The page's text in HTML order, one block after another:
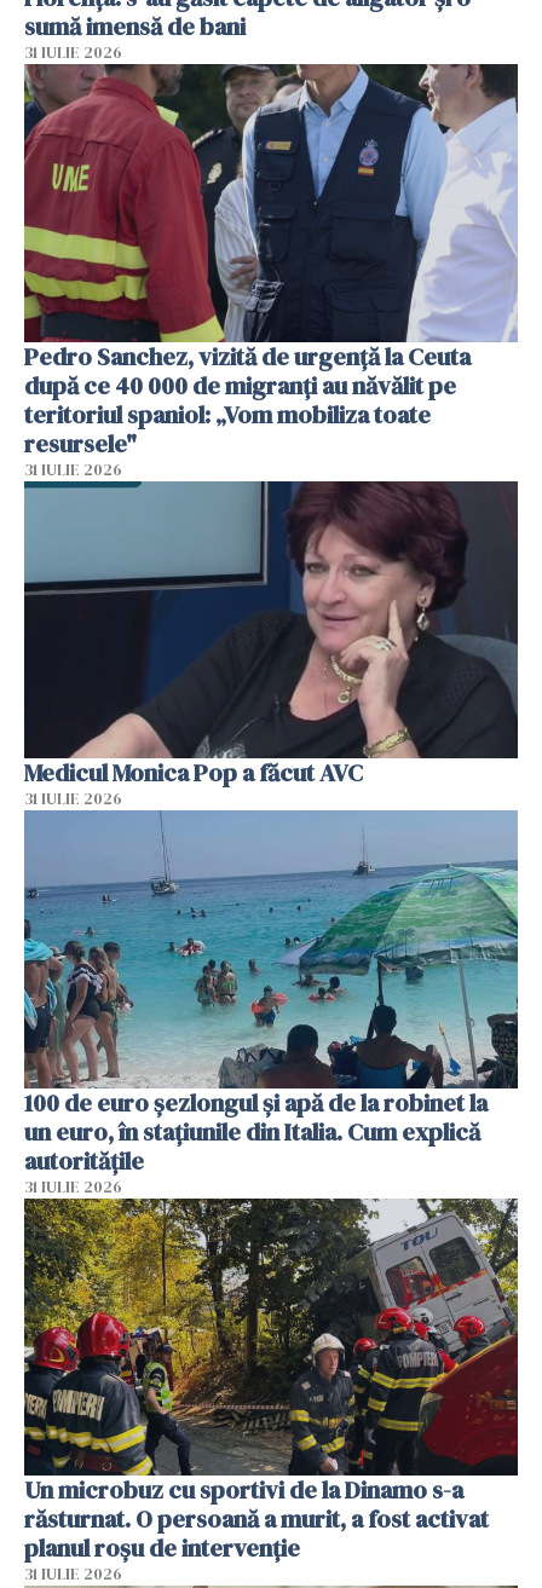
sumă imensă de bani
31 IULIE 2026
Pedro Sanchez, vizită de urgență la Ceuta
după ce 40 000 de migranți au năvălit pe
teritoriul spaniol: „Vom mobiliza toate
resursele"
31 IULIE 2026
Medicul Monica Pop a făcut AVC
31 IULIE 2026
100 de euro șezlongul și apă de la robinet la
un euro, în stațiunile din Italia. Cum explică
autoritățile
31 IULIE 2026
Un microbuz cu sportivi de la Dinamo s-a
răsturnat. O persoană a murit, a fost activat
planul roșu de intervenție
31 IULIE 2026